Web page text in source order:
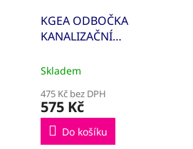
KGEA ODBOČKA
KANALIZAČNÍ
Skladem
475 Kč bez DPH
575 Kč
Do košíku